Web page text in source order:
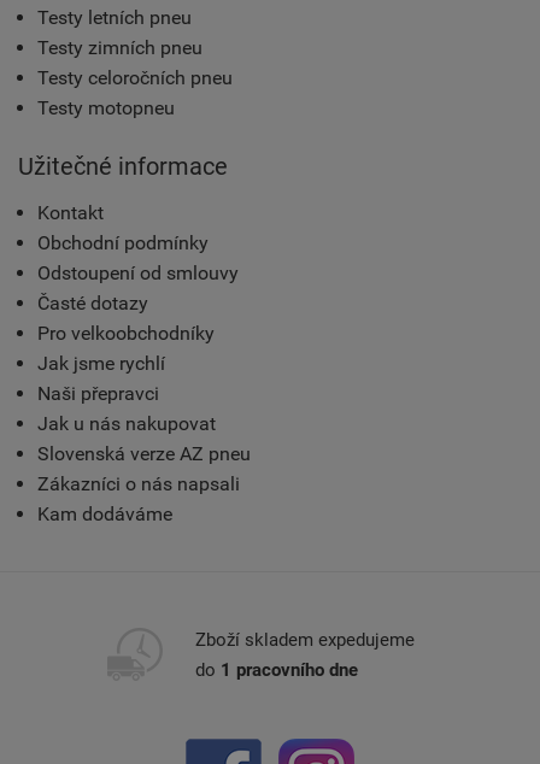
Testy letních pneu
Testy zimních pneu
Testy celoročních pneu
Testy motopneu
Užitečné informace
Kontakt
Obchodní podmínky
Odstoupení od smlouvy
Časté dotazy
Pro velkoobchodníky
Jak jsme rychlí
Naši přepravci
Jak u nás nakupovat
Slovenská verze AZ pneu
Zákazníci o nás napsali
Kam dodáváme
Zboží skladem expedujeme
do 1 pracovního dne